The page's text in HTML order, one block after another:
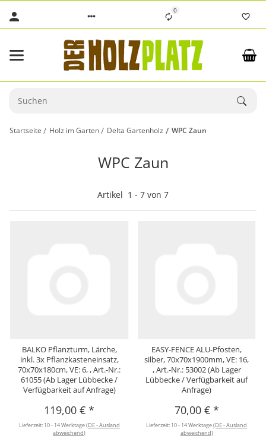
0
Startseite Holz im Garten Delta Gartenholz WPC Zaun
WPC Zaun
Artikel 1 - 7 von 7
BALKO Pflanzturm, Lärche,
inkl. 3x Pflanzkasteneinsatz,
70x70x180cm, VE: 6, , Art.-Nr.:
61055 (Ab Lager Lübbecke /
Verfügbarkeit auf Anfrage)
119,00 €*
Lieferzeit: 10 - 14 Werktage(DE - Ausland
abweichend)
EASY-FENCE ALU-Pfosten,
silber, 70x70x1900mm, VE: 16,
, Art.-Nr.: 53002 (Ab Lager
Lübbecke / Verfügbarkeit auf
Anfrage)
70,00 € *
Lieferzeit: 10 - 14 Werktage(DE - Ausland
abweichend)